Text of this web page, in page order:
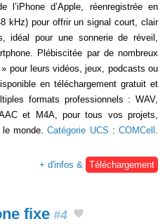
l’iPhone d’Apple, réenregistrée en
kHz) pour offrir un signal court, clair
idéal pour une sonnerie de réveil,
Plébiscitée par de nombreux
pour leurs vidéos, jeux, podcasts ou
en téléchargement gratuit et
formats professionnels : WAV,
et M4A, pour tous vos projets,
le monde.Catégorie UCS :COMCell
+ d'infos &
Téléchargement
fixe #4